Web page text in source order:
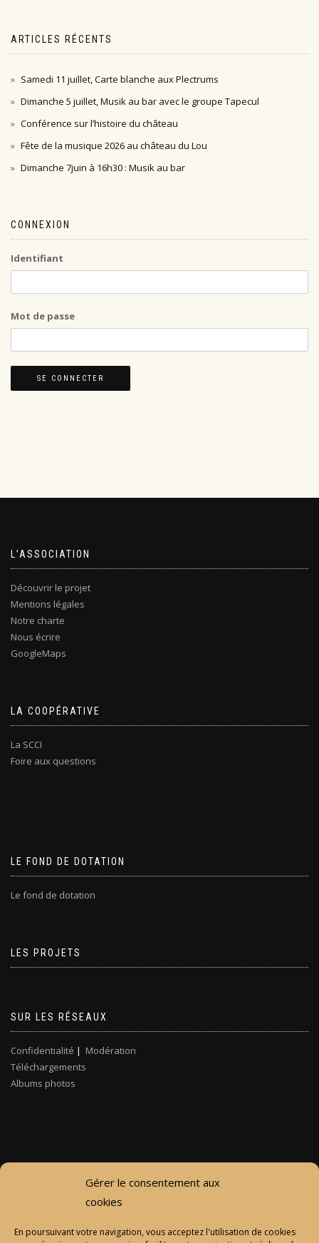
Gérer le consentement aux
cookies
En poursuivant votre navigation, vous acceptez l'utilisation de cookies
ARTICLES RÉCENTS
Samedi 11 juillet, Carte blanche aux Plectrums
Dimanche 5 juillet, Musik au bar avec le groupe Tapecul
Conférence sur l’histoire du château
Fête de la musique 2026 au château du Lou
Dimanche 7juin à 16h30 : Musik au bar
CONNEXION
Identifiant
Mot de passe
L’ASSOCIATION
Découvrir le projet
Mentions légales
Notre charte
Nous écrire
GoogleMaps
LA COOPÉRATIVE
La SCCI
Foire aux questions
LE FOND DE DOTATION
Le fond de dotation
LES PROJETS
SUR LES RÉSEAUX
Confidentialité | Modération
Téléchargements
Albums photos